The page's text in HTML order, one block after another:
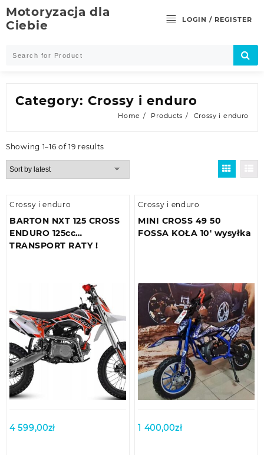
Skip
to
content
Motoryzacja dla
Ciebie
LOGIN / REGISTER
Category: Crossy i enduro
Home Products Crossy i enduro
Showing 1–16 of 19 results
Crossy i enduro
BARTON NXT 125 CROSS
ENDURO 125cc
TRANSPORT RATY !
4 599,00zł
Crossy i enduro
MINI CROSS 49 50
FOSSA KOŁA 10′ wysyłka
1 400,00zł